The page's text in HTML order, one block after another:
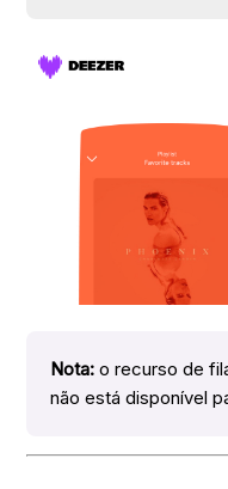
Nota: o recurso de
não está disponível